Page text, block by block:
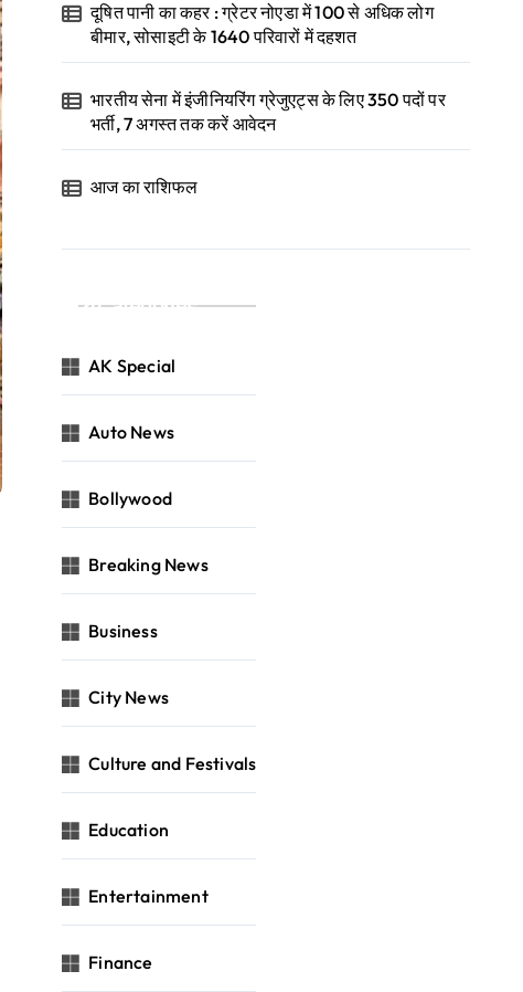
दूषित पानी का कहर : ग्रेटर नोएडा में 100 से अधिक लोग
बीमार, सोसाइटी के 1640 परिवारों में दहशत
भारतीय सेना में इंजीनियरिंग ग्रेजुएट्स के लिए 350 पदों पर
भर्ती, 7 अगस्त तक करें आवेदन
आज का राशिफल
Categories
AK Special
Auto News
Bollywood
Breaking News
Business
City News
Culture and Festivals
Education
Entertainment
Finance